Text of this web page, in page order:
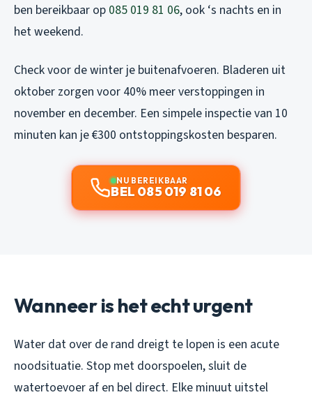
ben bereikbaar op 085 019 81 06, ook ‘s nachts en in
het weekend.
Check voor de winter je buitenafvoeren. Bladeren uit
oktober zorgen voor 40% meer verstoppingen in
november en december. Een simpele inspectie van 10
minuten kan je €300 ontstoppingskosten besparen.
NU BEREIKBAAR
BEL 085 019 81 06
Wanneer is het echt urgent
Water dat over de rand dreigt te lopen is een acute
noodsituatie. Stop met doorspoelen, sluit de
watertoevoer af en bel direct. Elke minuut uitstel